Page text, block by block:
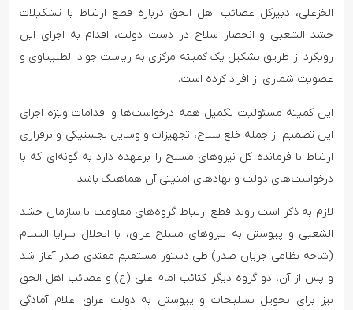
الخزعلی، دبیرکل عصائب اهل الحق درباره قطع ارتباط با تشکیلات
حشد الشعبی و انحصار سلاح در دست دولت، اقدام به اجرای این
رویکرد از طریق تشکیل یک کمیته مرکزی به ریاست جواد الطلیباوی و
عضویت شماری از افراد کرده است.
این کمیته مسئولیت تکمیل همه درخواست‌ها و اقدامات ویژه اجرای
این تصمیم از جمله خلع سلاح، تجهیزات و وسایل لجستیکی و برقراری
ارتباط با فرمانده کل نیروهای مسلح را برعهده دارد به گونه‌ای که با
درخواست‌های دولت و نهادهای امنیتی آن هماهنگ باشد.
لازم به ذکر است روند قطع ارتباط گروه‌های مقاومت با سازمان حشد
الشعبی و پیوستن به نیروهای مسلح عراق، با انحلال سرایا السلام
(شاخه نظامی جریان صدر) طی دستور مستقیم مقتدی صدر آغاز شد
و پس از آن، دو گروه دیگر کتائب امام علی (ع) و عصائب اهل الحق
نیز برای تحویل تسلیحات و پیوستن به دولت عراق اعلام آمادگی